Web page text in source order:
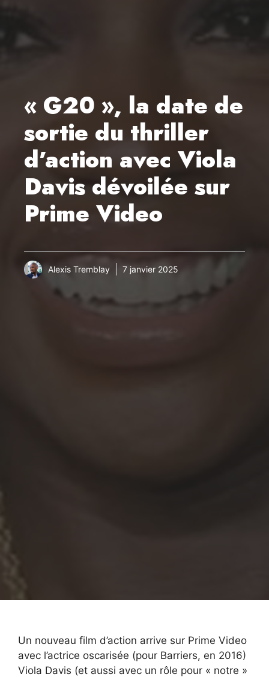
« G20 », la date de
sortie du thriller
d’action avec Viola
Davis dévoilée sur
Prime Video
Alexis Tremblay 7 janvier 2025
Un nouveau film d’action arrive sur Prime Video
avec l’actrice oscarisée (pour Barriers, en 2016)
Viola Davis (et aussi avec un rôle pour « notre »